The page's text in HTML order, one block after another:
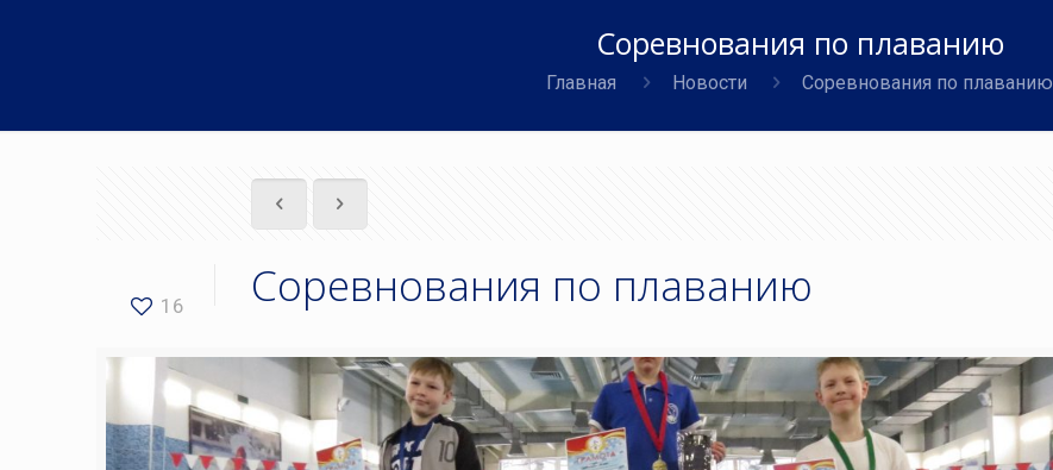
Соревнования по плаванию
Главная Новости Соревнования по плаванию
16 Соревнования по плаванию